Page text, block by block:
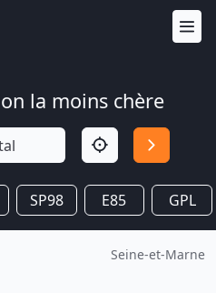
la moins chère
SP98 E85 GPL
Seine-et-Marne